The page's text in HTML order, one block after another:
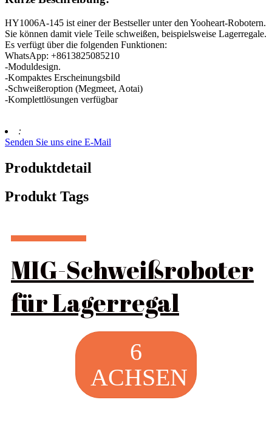
HY1006A-145 ist einer der Bestseller unter den Yooheart-Robotern.
Sie können damit viele Teile schweißen, beispielsweise Lagerregale.
Es verfügt über die folgenden Funktionen:
WhatsApp: +8613825085210
-Moduldesign.
-Kompaktes Erscheinungsbild
-Schweißeroption (Megmeet, Aotai)
-Komplettlösungen verfügbar
:
Senden Sie uns eine E-Mail
Produktdetail
Produkt Tags
MIG-Schweißroboter
für Lagerregal
6
ACHSEN